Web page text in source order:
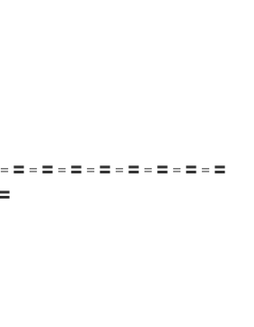
〓＝〓＝〓＝〓＝〓＝〓＝〓＝〓